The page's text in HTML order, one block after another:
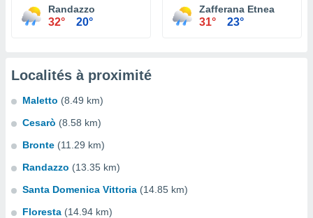
Randazzo
32° 20°
Zafferana Etnea
31° 23°
Localités à proximité
Maletto (8.49 km)
Cesarò (8.58 km)
Bronte (11.29 km)
Randazzo (13.35 km)
Santa Domenica Vittoria (14.85 km)
Floresta (14.94 km)